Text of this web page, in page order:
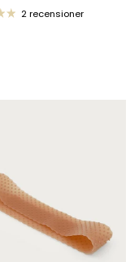
2 recensioner